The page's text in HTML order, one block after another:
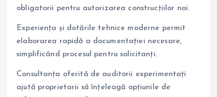
obligatorii pentru autorizarea construcțiilor noi.
Experiența și dotările tehnice moderne permit
elaborarea rapidă a documentației necesare,
simplificând procesul pentru solicitanți.
Consultanța oferită de auditorii experimentați
ajută proprietarii să înțeleagă opțiunile de